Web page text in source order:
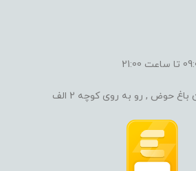
حوض , رو به روی کوچه 2 الف